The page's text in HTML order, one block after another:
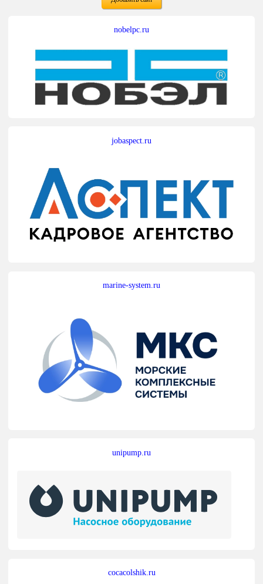
nobelpc.ru
jobaspect.ru
marine-system.ru
unipump.ru
cocacolshik.ru